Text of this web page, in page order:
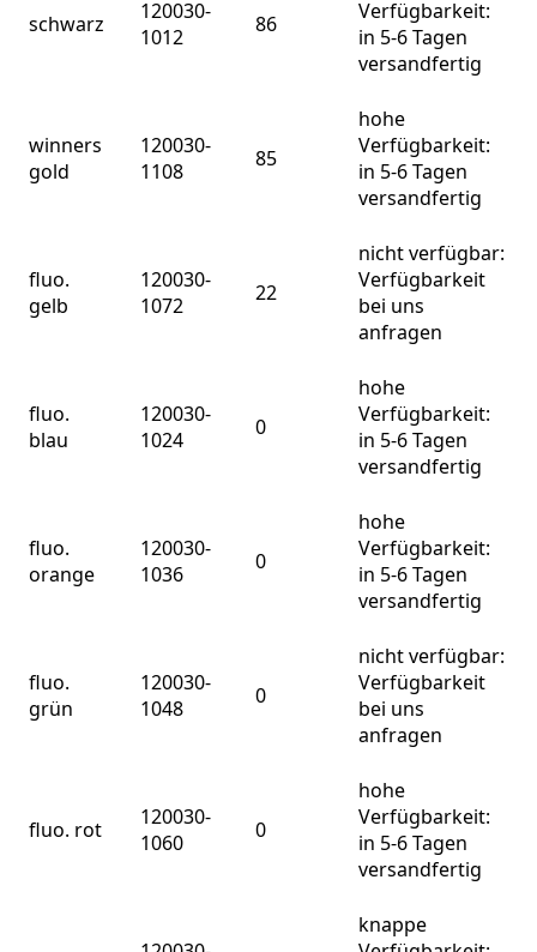
schwarz
120030-
1012
86
Verfügbarkeit:
in 5-6 Tagen
versandfertig
winners
gold
120030-
1108
85
hohe
Verfügbarkeit:
in 5-6 Tagen
versandfertig
fluo.
gelb
120030-
1072
22
nicht verfügbar:
Verfügbarkeit
bei uns
anfragen
fluo.
blau
120030-
1024
0
hohe
Verfügbarkeit:
in 5-6 Tagen
versandfertig
fluo.
orange
120030-
1036
0
hohe
Verfügbarkeit:
in 5-6 Tagen
versandfertig
fluo.
grün
120030-
1048
0
nicht verfügbar:
Verfügbarkeit
bei uns
anfragen
fluo. rot
120030-
1060
0
hohe
Verfügbarkeit:
in 5-6 Tagen
versandfertig
knappe